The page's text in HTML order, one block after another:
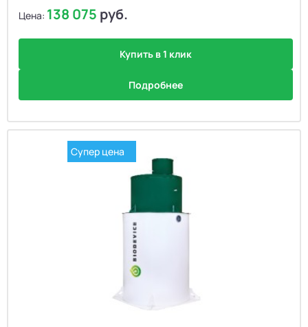
Цена: 138 075 руб.
Купить в 1 клик
Подробнее
Супер цена